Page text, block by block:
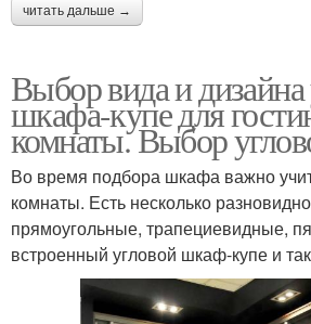
читать дальше →
Выбор вида и дизайна
шкафа-купе для
комнаты. Выбор
Во время подбора шкафа важно
комнаты. Есть несколько
прямоугольные, трапециевидные,
встроенный угловой шкаф-купе и